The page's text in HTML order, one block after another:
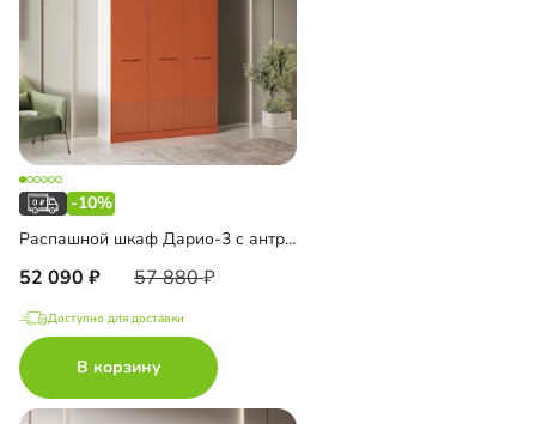
-10%
Распашной шкаф Дарио-3 с антресолью
52 090 57 880
Доступно для доставки
В корзину